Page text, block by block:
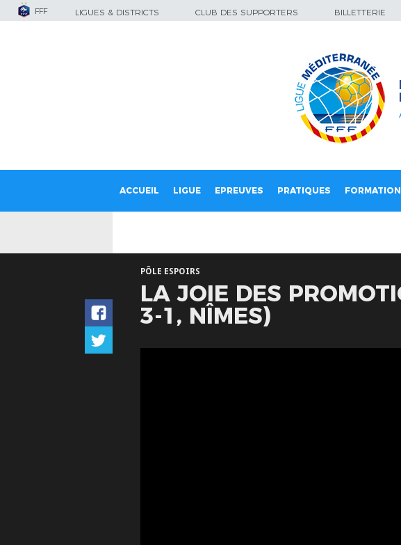
FFF LIGUES & DISTRICTS CLUB DES SUPPORTERS BILLETTERIE
ACCUEIL LIGUE EPREUVES PRATIQUES
PÔLE ESPOIRS
LA JOIE DES
3-1, NÎMES)